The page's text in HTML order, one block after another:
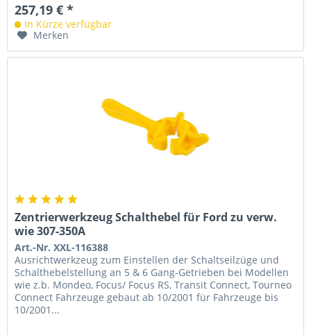
257,19 € *
In Kürze verfügbar
Merken
Zentrierwerkzeug Schalthebel für Ford zu verw.
wie 307-350A
Art.-Nr. XXL-116388
Ausrichtwerkzeug zum Einstellen der Schaltseilzüge und
Schalthebelstellung an 5 & 6 Gang-Getrieben bei Modellen
wie z.b. Mondeo, Focus/ Focus RS, Transit Connect, Tourneo
Connect Fahrzeuge gebaut ab 10/2001 für Fahrzeuge bis
10/2001...